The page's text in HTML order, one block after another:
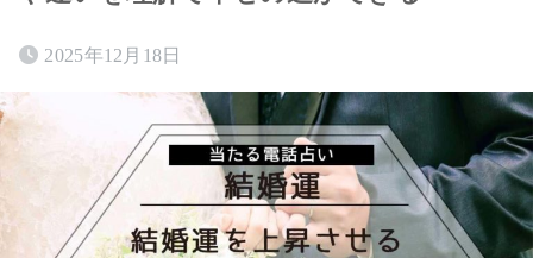
2025年12月18日